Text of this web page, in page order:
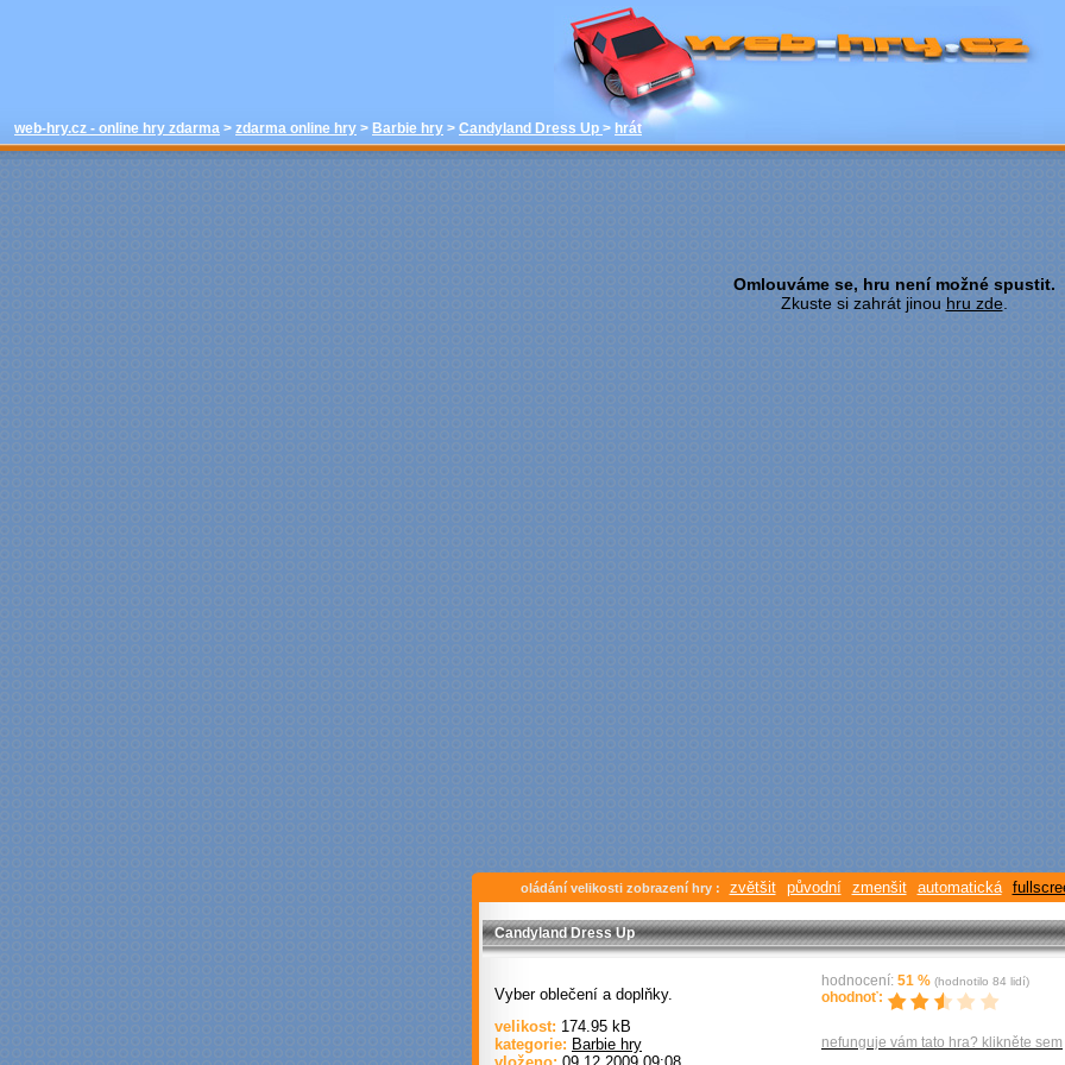
web-hry.cz - online hry zdarma > zdarma online hry > Barbie hry > Candyland Dress Up > hrát
hrát - Candyland Dress Up - Barbie hry -
zdarma online hry web-hry.cz - online
Omlouváme se, hru není možné spustit.
Zkuste si zahrát jinou hru zde.
oládání velikosti zobrazení hry : zvětšit původní zmenšit automatická
Candyland Dress Up
hodnocení: 51 % (hodnotilo 84 lidí)
ohodnoť:
nefunguje vám tato hra? klikněte sem
Vyber oblečení a doplňky.
velikost: 174.95 kB
kategorie: Barbie hry